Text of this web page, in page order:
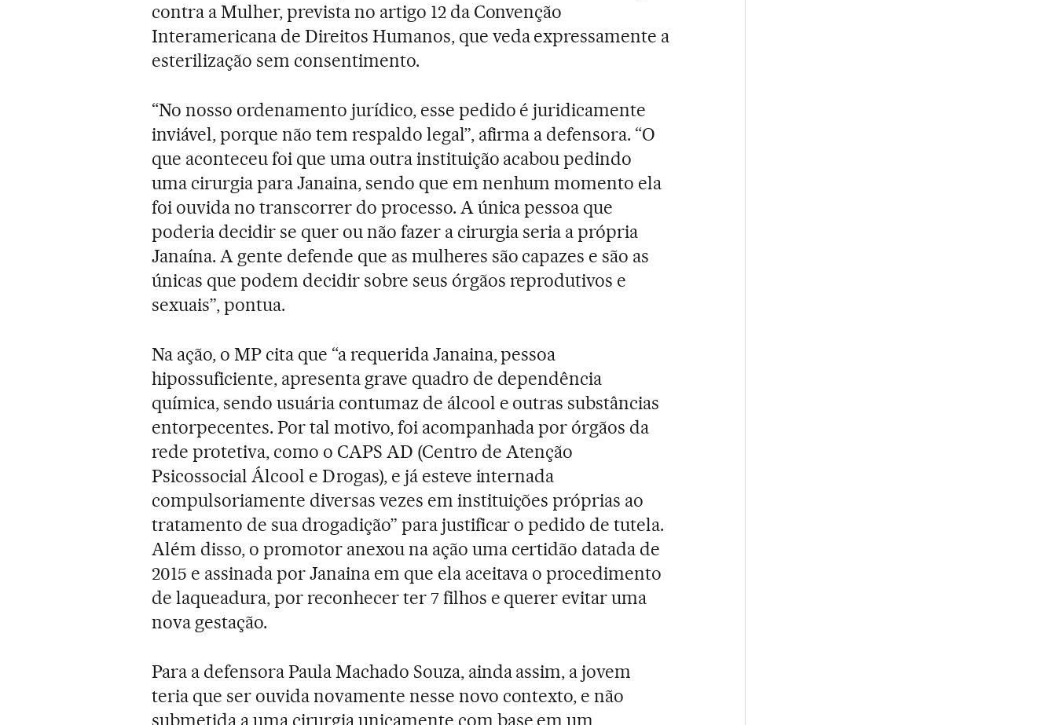
contra a Mulher, prevista no artigo 12 da Convenção
Interamericana de Direitos Humanos, que veda expressamente a
esterilização sem consentimento.
“No nosso ordenamento jurídico, esse pedido é juridicamente
inviável, porque não tem respaldo legal”, afirma a defensora. “O
que aconteceu foi que uma outra instituição acabou pedindo
uma cirurgia para Janaina, sendo que em nenhum momento ela
foi ouvida no transcorrer do processo. A única pessoa que
poderia decidir se quer ou não fazer a cirurgia seria a própria
Janaína. A gente defende que as mulheres são capazes e são as
únicas que podem decidir sobre seus órgãos reprodutivos e
sexuais”, pontua.
Na ação, o MP cita que “a requerida Janaina, pessoa
hipossuficiente, apresenta grave quadro de dependência
química, sendo usuária contumaz de álcool e outras substâncias
entorpecentes. Por tal motivo, foi acompanhada por órgãos da
rede protetiva, como o CAPS AD (Centro de Atenção
Psicossocial Álcool e Drogas), e já esteve internada
compulsoriamente diversas vezes em instituições próprias ao
tratamento de sua drogadição” para justificar o pedido de tutela.
Além disso, o promotor anexou na ação uma certidão datada de
2015 e assinada por Janaina em que ela aceitava o procedimento
de laqueadura, por reconhecer ter 7 filhos e querer evitar uma
nova gestação.
Para a defensora Paula Machado Souza, ainda assim, a jovem
teria que ser ouvida novamente nesse novo contexto, e não
submetida a uma cirurgia unicamente com base em um